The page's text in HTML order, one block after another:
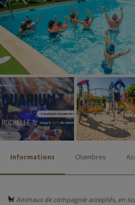
Informations Chambres
🐩 Animaux de compagnie acceptés, en